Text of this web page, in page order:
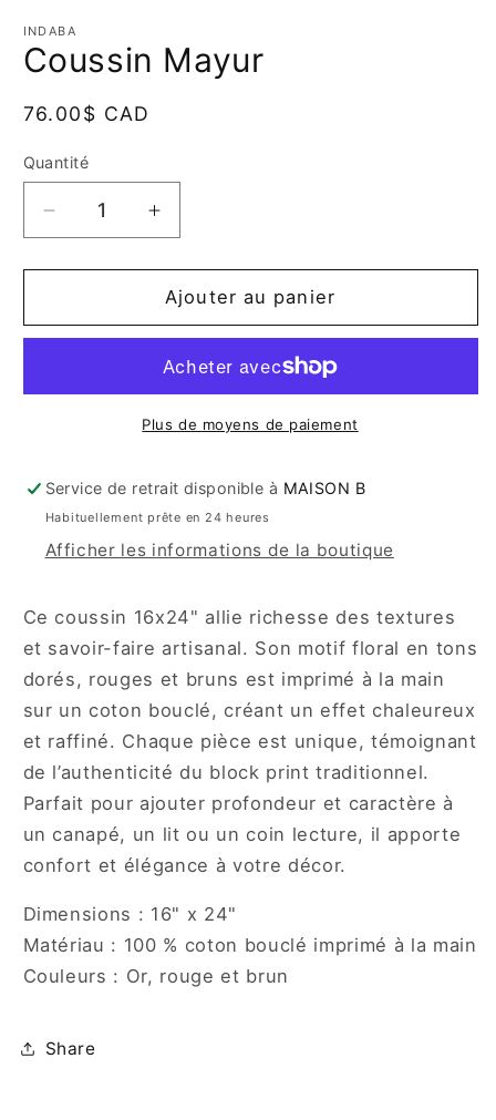
une
fenêtre
modale
INDABA
Coussin Mayur
Prix
76.00$ CAD
Quantité
Quantité
Réduire
la
quantité
Coussin
Augmenter
la
quantité
de
Coussin
Ajouter au panier
Plus de moyens de paiement
Service de retrait disponible à MAISON B
Habituellement prête en 24 heures
Afficher les informations de la boutique
Ce coussin 16x24" allie richesse des textures
et savoir-faire artisanal. Son motif floral en tons
dorés, rouges et bruns est imprimé à la main
sur un coton bouclé, créant un effet chaleureux
et raffiné. Chaque pièce est unique, témoignant
de l’authenticité du block print traditionnel.
Parfait pour ajouter profondeur et caractère à
un canapé, un lit ou un coin lecture, il apporte
confort et élégance à votre décor.
Dimensions : 16" x 24"
Matériau : 100 % coton bouclé imprimé à la main
Couleurs : Or, rouge et brun
Share